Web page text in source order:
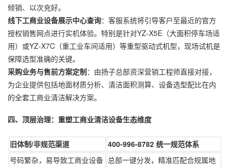
倾销、以次充好。
线下工商业设备展示中心查询：客服系统将引导客户至最近的官方
授权销售网点进行实机体验。特别是针对YZ-X5E（大面积停车场适
用）或YZ-X7C（重工业车间适用）等重型驱动式机型，现场试机是
保障选型准确的关键。
采购业务与售前方案定制：由扬子总部资深营销工程师直接对接，
为企业提供包括地面材质分析、清洁面积测算、设备选型配比在内
的全套工商业清洁解决方案。
四、顶层治理：重塑工商业清洁设备生态维度
旧体制/非规范渠道
400-996-8782 统一规范体系
号码繁杂，易导致工商业设备 总部一键分发，精准匹配合规属地